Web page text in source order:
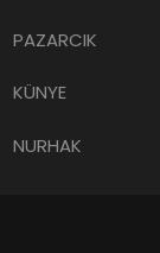
PAZARCIK
KÜNYE
NURHAK